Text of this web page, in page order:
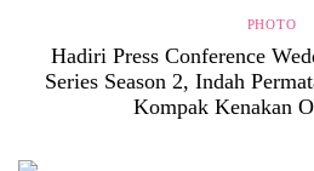
PHOTO
Hadiri Press Conference
Series Season 2, Indah
Kompak Kenakan